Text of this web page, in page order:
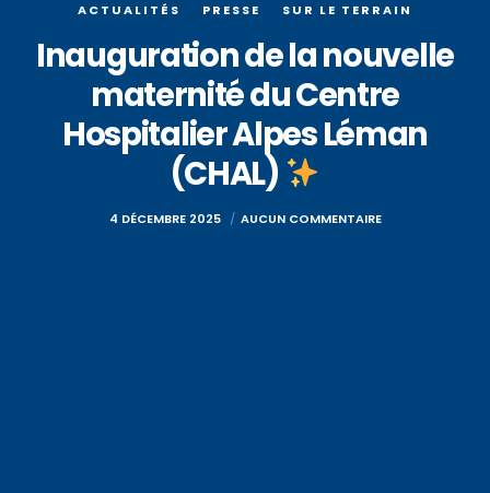
ACTUALITÉS PRESSE SUR LE TERRAIN
Inauguration de la nouvelle
maternité du Centre
Hospitalier Alpes Léman
(CHAL)
4 DÉCEMBRE 2025 AUCUN COMMENTAIRE